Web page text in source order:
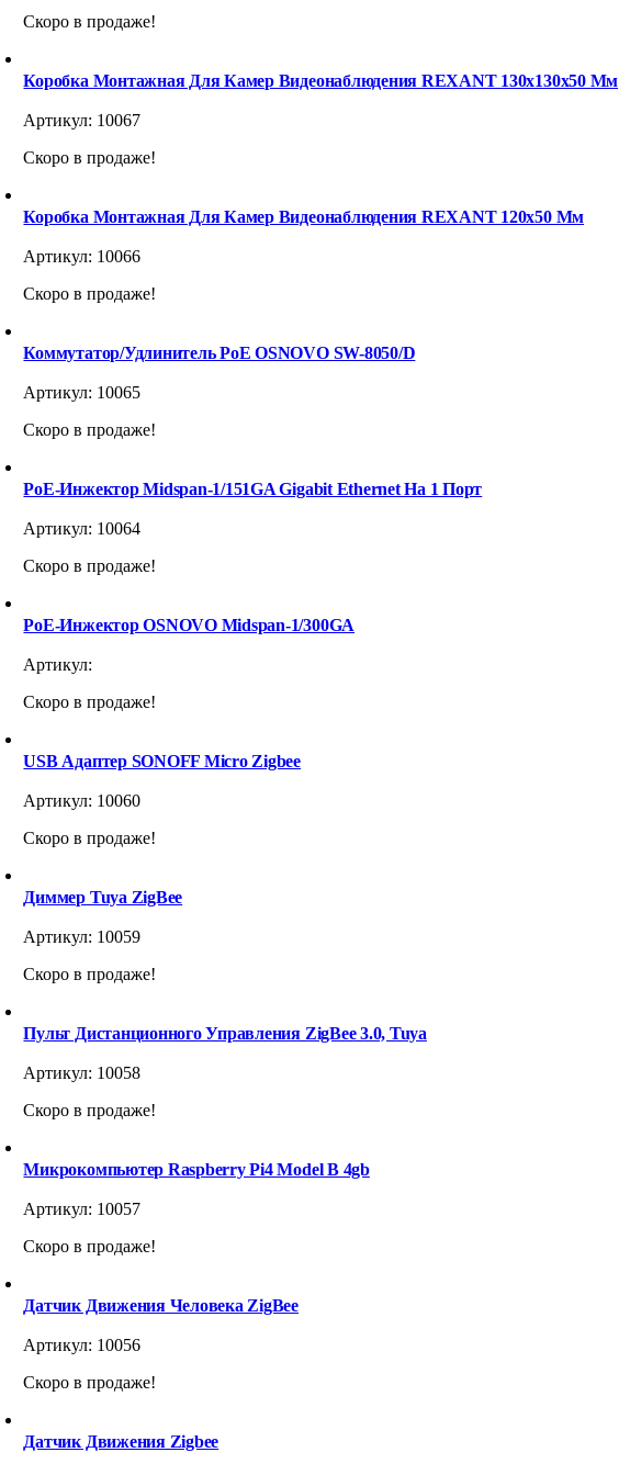
Скоро в продаже!
Коробка Монтажная Для Камер Видеонаблюдения REXANT 130х130х50 Мм
Артикул: 10067
Скоро в продаже!
Коробка Монтажная Для Камер Видеонаблюдения REXANT 120х50 Мм
Артикул: 10066
Скоро в продаже!
Коммутатор/удлинитель PoE OSNOVO SW-8050/D
Артикул: 10065
Скоро в продаже!
PoE-Инжектор Midspan-1/151GA Gigabit Ethernet На 1 Порт
Артикул: 10064
Скоро в продаже!
PoE-Инжектор OSNOVO Midspan-1/300GA
Артикул:
Скоро в продаже!
USB Адаптер SONOFF Micro Zigbee
Артикул: 10060
Скоро в продаже!
Диммер Tuya ZigBee
Артикул: 10059
Скоро в продаже!
Пульт Дистанционного Управления ZigBee 3.0, Tuya
Артикул: 10058
Скоро в продаже!
Микрокомпьютер Raspberry Pi4 Model B 4gb
Артикул: 10057
Скоро в продаже!
Датчик Движения Человека ZigBee
Артикул: 10056
Скоро в продаже!
Датчик Движения Zigbee